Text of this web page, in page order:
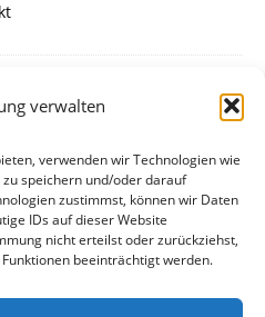
verwalten
verwenden wir Technologien wie
speichern und/oder darauf
zustimmst, können wir Daten
IDs auf dieser Website
nicht erteilst oder zurückziehst,
beeinträchtigt werden.